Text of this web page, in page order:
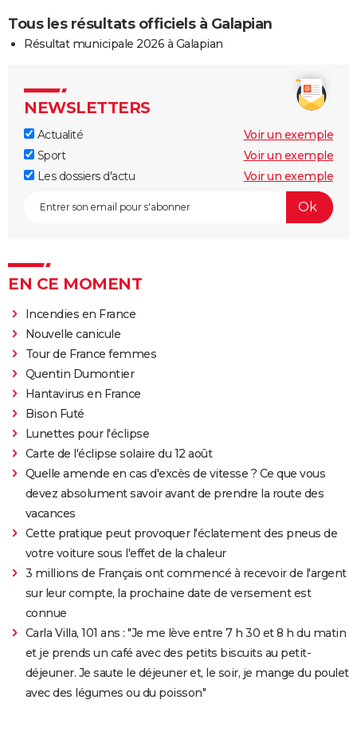
Tous les résultats officiels à Galapian
Résultat municipale 2026 à Galapian
NEWSLETTERS
Actualité
Voir un exemple
Sport
Voir un exemple
Les dossiers d'actu
Voir un exemple
EN CE MOMENT
Incendies en France
Nouvelle canicule
Tour de France femmes
Quentin Dumontier
Hantavirus en France
Bison Futé
Lunettes pour l'éclipse
Carte de l'éclipse solaire du 12 août
Quelle amende en cas d'excès de vitesse ? Ce que vous
devez absolument savoir avant de prendre la route des
vacances
Cette pratique peut provoquer l'éclatement des pneus de
votre voiture sous l'effet de la chaleur
3 millions de Français ont commencé à recevoir de l'argent
sur leur compte, la prochaine date de versement est
connue
Carla Villa, 101 ans : "Je me lève entre 7 h 30 et 8 h du matin
et je prends un café avec des petits biscuits au petit-
déjeuner. Je saute le déjeuner et, le soir, je mange du poulet
avec des légumes ou du poisson"